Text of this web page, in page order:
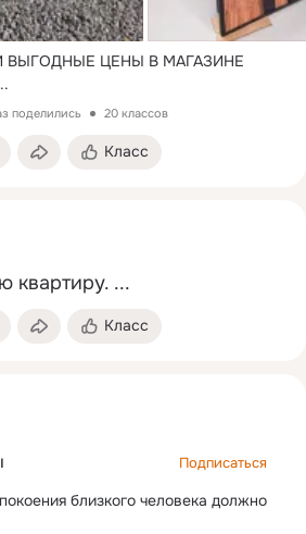
ЦЕНЫ В МАГАЗИНЕ
поделились 20 классов
Класс
квартиру. ...
Класс
Подписаться
близкого человека должно